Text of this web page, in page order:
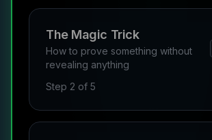
The Magic Trick
How to prove something without
revealing anything
Step 2 of 5